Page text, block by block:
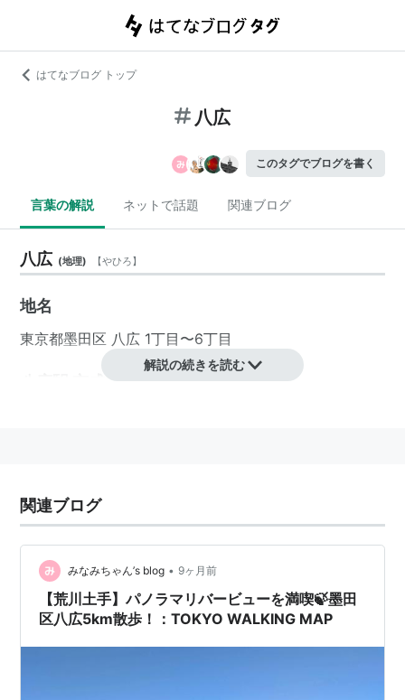
はてなブログ トップ
八広
このタグでブログを書く
言葉の解説 ネットで話題 関連ブログ
八広 (地理) 【やひろ】
地名
東京都墨田区 八広 1丁目〜6丁目
八広駅 京成電鉄（押上線）
解説の続きを読む
関連ブログ
みなみちゃん’s blog • 9ヶ月前
【荒川土手】パノラマリバービューを満喫🍃墨田
区八広5km散歩！：TOKYO WALKING MAP